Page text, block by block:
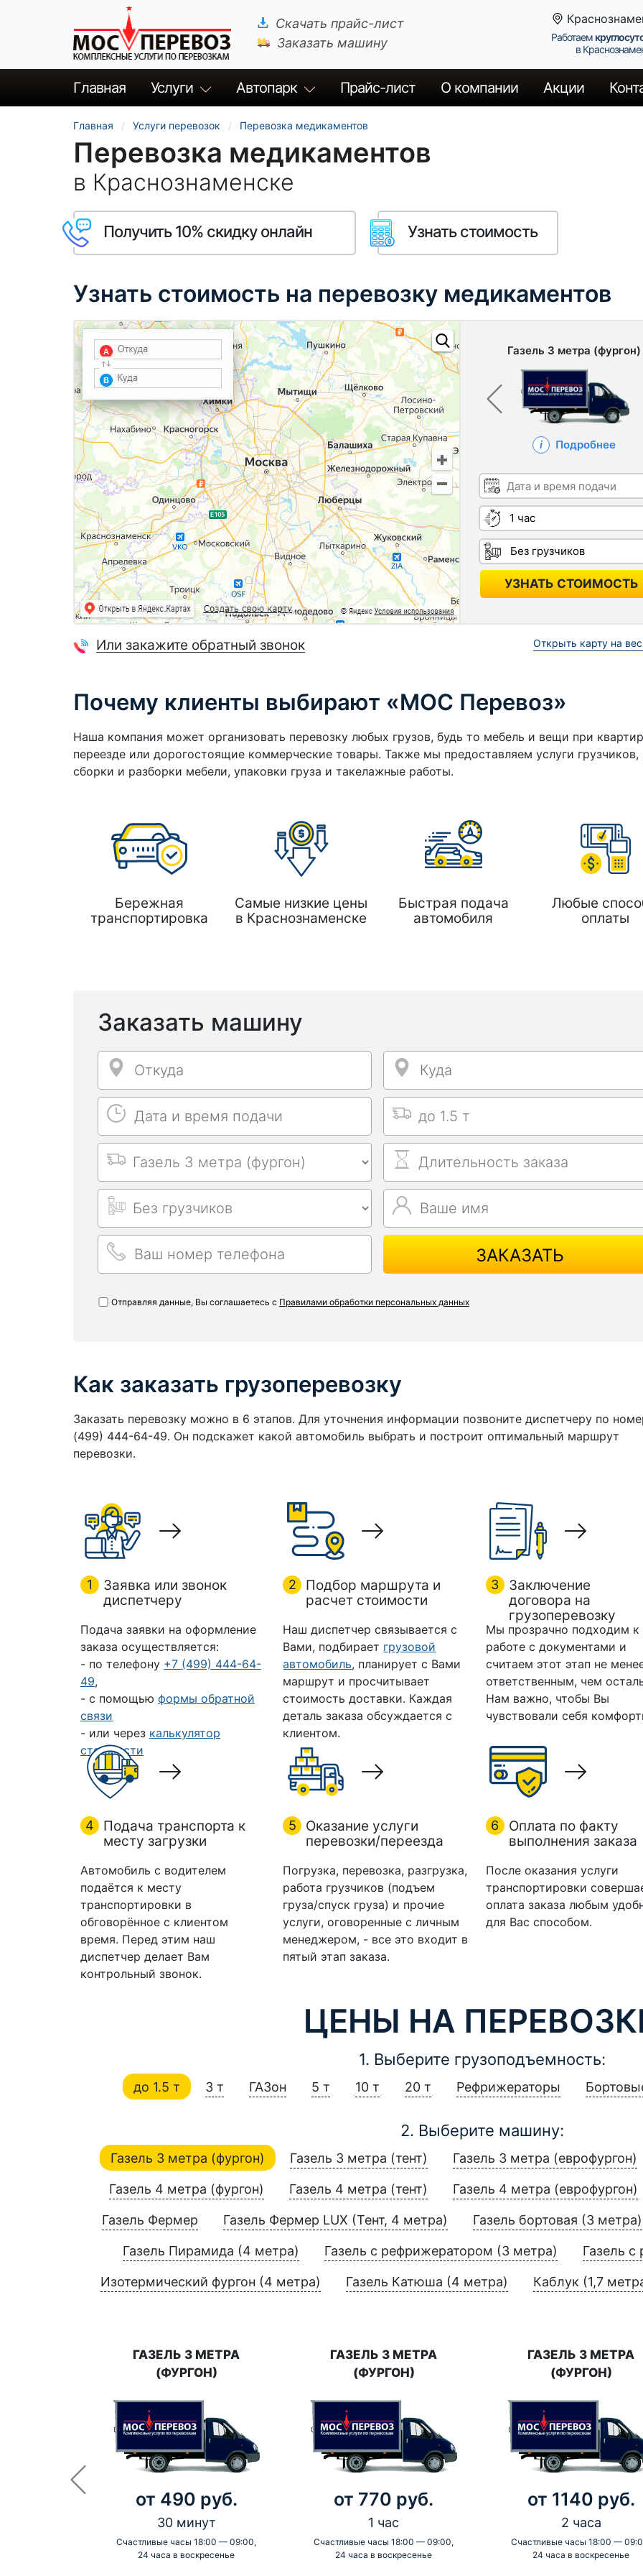
Скачать прайс-лист
Заказать машину
Работаем
в
Главная Услуги Автопарк Прайс-лист О компании Акции
Главная Услуги перевозок Перевозка медикаментов
Перевозка медикаментов
в Краснознаменске
Получить 10% скидку онлайн Узнать стоимость
Узнать стоимость на перевозку медикаментов
Открыть карту на
Газель 3 метра (фургон)
Подробнее
Дата и время подачи
Длительность
Грузчики
УЗНАТЬ СТОИМОСТЬ
Или закажите обратный звонок
Почему клиенты выбирают «МОС Перевоз»
Наша компания может организовать перевозку любых грузов, будь то мебель и вещи при
переезде или дорогостоящие коммерческие товары. Также мы предоставляем услуги грузчиков,
сборки и разборки мебели, упаковки груза и такелажные работы.
Бережная
транспортировка
Самые низкие цены
в Краснознаменске
Быстрая подача
автомобиля
Любые
оплаты
Заказать машину
Откуда Откуда Куда Куда
Дата и время подачи
Дата и время подачи Выбрать тип машины
Выбрать машину Длительность заказа
Длительность заказа Ваше имяВаше имя
Ваш номер телефона
Ваш номер ЗАКАЗАТЬ
Отправляя данные, Вы соглашаетесь с Правилами обработки персональных данных
Как заказать грузоперевозку
Заказать перевозку можно в 6 этапов. Для уточнения информации позвоните диспетчеру по
(499) 444-64-49. Он подскажет какой автомобиль выбрать и построит оптимальный маршрут
перевозки.
1
Заявка или звонок
диспетчеру
Подача заявки на оформление
заказа осуществляется:
- по телефону +7 (499) 444-64-
49,
- с помощью формы обратной
связи
- или через калькулятор
стоимости
2
Подбор маршрута и
расчет стоимости
Наш диспетчер связывается с
Вами, подбирает грузовой
автомобиль, планирует с Вами
маршрут и просчитывает
стоимость доставки. Каждая
деталь заказа обсуждается с
клиентом.
3
Заключение
договора на
грузоперевозку
Мы прозрачно подходим к
работе с документами и
считаем этот этап не
ответственным, чем
Нам важно, чтобы Вы
чувствовали себя
4
Подача транспорта к
месту загрузки
Автомобиль с водителем
подаётся к месту
транспортировки в
обговорённое с клиентом
время. Перед этим наш
диспетчер делает Вам
контрольный звонок.
5
Оказание услуги
перевозки/переезда
Погрузка, перевозка, разгрузка,
работа грузчиков (подъем
груза/спуск груза) и прочие
услуги, оговоренные с личным
менеджером, - все это входит в
пятый этап заказа.
6
Оплата по факту
выполнения заказа
После оказания услуги
транспортировки
оплата заказа любым
для Вас способом.
ЦЕНЫ НА
1. Выберите грузоподъемность:
до 1.5 т 3 т ГАЗон 5 т 10 т 20 т Рефрижераторы
2. Выберите машину:
Газель 3 метра (фургон) Газель 3 метра (тент) Газель 3 метра (еврофургон)
Газель 4 метра (фургон) Газель 4 метра (тент) Газель 4 метра (еврофургон)
Газель Фермер Газель Фермер LUX (Тент, 4 метра) Газель бортовая (3 метра)
Газель Пирамида (4 метра) Газель с рефрижератором (3 метра) Газель
Изотермический фургон (4 метра) Газель Катюша (4 метра) Каблук (1,7
ГАЗЕЛЬ 3 МЕТРА
(ФУРГОН)
от 490 руб.
30 минут
Счастливые часы 18:00 — 09:00,
24 часа в воскресенье
-
ГАЗЕЛЬ 3 МЕТРА
(ФУРГОН)
от 770 руб.
1 час
Счастливые часы 18:00 — 09:00,
24 часа в воскресенье
-
ГАЗЕЛЬ 3 МЕТРА
(ФУРГОН)
от 1140 руб.
2 часа
Счастливые часы 18:00 —
24 часа в воскресенье
-